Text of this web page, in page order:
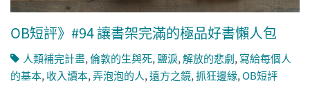
OB短評》#94 讓書架完滿的極品好書懶人包
人類補完計畫,倫敦的生與死,鹽淚,解放的悲劇,寫給每個人
的基本,收入讀本,弄泡泡的人,遠方之鏡,抓狂邊緣,OB短評